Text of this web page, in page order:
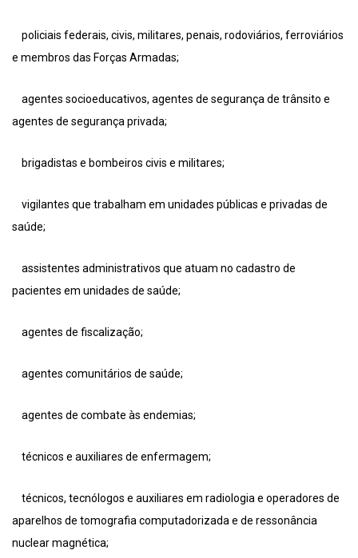
policiais federais, civis, militares, penais, rodoviários, ferroviários
e membros das Forças Armadas;
agentes socioeducativos, agentes de segurança de trânsito e
agentes de segurança privada;
brigadistas e bombeiros civis e militares;
vigilantes que trabalham em unidades públicas e privadas de
saúde;
assistentes administrativos que atuam no cadastro de
pacientes em unidades de saúde;
agentes de fiscalização;
agentes comunitários de saúde;
agentes de combate às endemias;
técnicos e auxiliares de enfermagem;
técnicos, tecnólogos e auxiliares em radiologia e operadores de
aparelhos de tomografia computadorizada e de ressonância
nuclear magnética;